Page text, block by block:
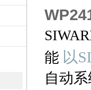
能 以
自动